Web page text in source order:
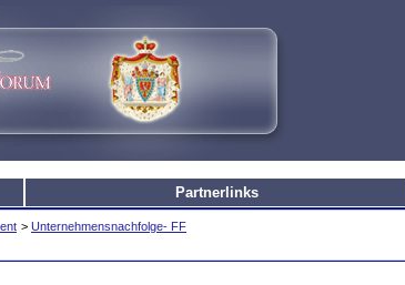
Partnerlinks
> Unternehmensnachfolge- FF